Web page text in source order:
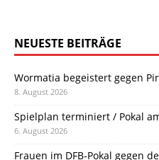
NEUESTE BEITRÄGE
Wormatia begeistert gegen
8. August 2026
Spielplan terminiert / Pokal
6. August 2026
Frauen im DFB-Pokal gegen